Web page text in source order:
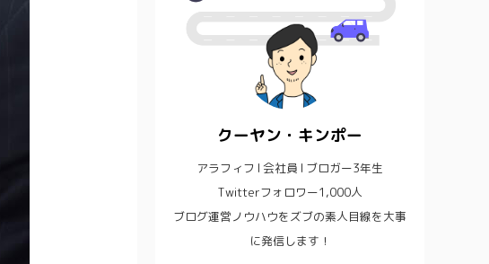
クーヤン・キンポー
アラフィフ l 会社員 l ブロガー3年生
Twitterフォロワー1,000人
ブログ運営ノウハウをズブの素人目線を大事
に発信します！